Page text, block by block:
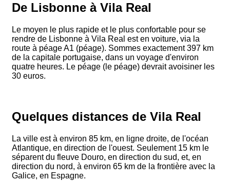
De Lisbonne à Vila Real
Le moyen le plus rapide et le plus confortable pour se
rendre de Lisbonne à Vila Real est en voiture, via la
route à péage A1 (péage). Sommes exactement 397 km
de la capitale portugaise, dans un voyage d'environ
quatre heures. Le péage (le péage) devrait avoisiner les
30 euros.
Quelques distances de Vila Real
La ville est à environ 85 km, en ligne droite, de l'océan
Atlantique, en direction de l'ouest. Seulement 15 km le
séparent du fleuve Douro, en direction du sud, et, en
direction du nord, à environ 65 km de la frontière avec la
Galice, en Espagne.